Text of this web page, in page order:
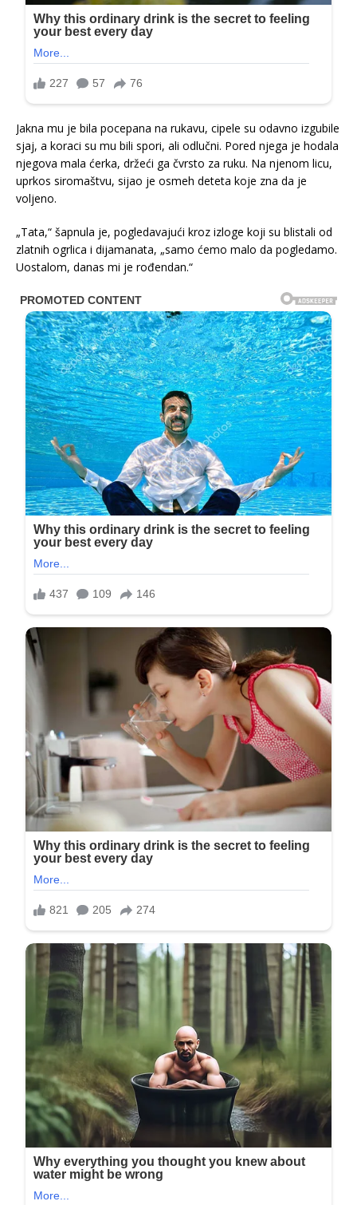
Jakna mu je bila pocepana na rukavu, cipele su odavno izgubile
sjaj, a koraci su mu bili spori, ali odlučni. Pored njega je hodala
njegova mala ćerka, držeći ga čvrsto za ruku. Na njenom licu,
uprkos siromaštvu, sijao je osmeh deteta koje zna da je
voljeno.
„Tata,“ šapnula je, pogledavajući kroz izloge koji su blistali od
zlatnih ogrlica i dijamanata, „samo ćemo malo da pogledamo.
Uostalom, danas mi je rođendan.“